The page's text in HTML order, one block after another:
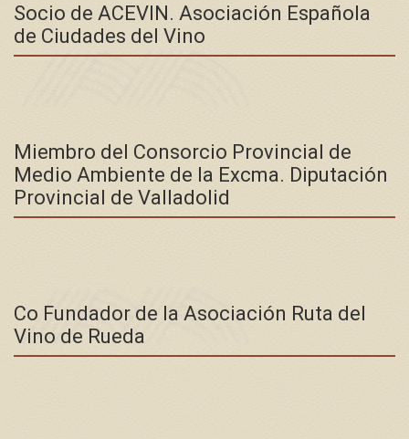
Socio de ACEVIN. Asociación Española
de Ciudades del Vino
Miembro del Consorcio Provincial de
Medio Ambiente de la Excma. Diputación
Provincial de Valladolid
Co Fundador de la Asociación Ruta del
Vino de Rueda